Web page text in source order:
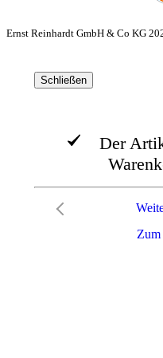
Ernst Reinhardt GmbH & Co KG
Schließen
Der
Zum